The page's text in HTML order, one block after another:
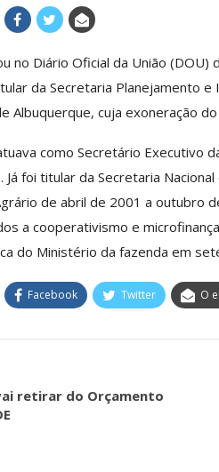
no Diário Oficial da União
da Secretaria Planejamento
Albuquerque, cuja exoneração
como Secretário Executivo
foi titular da Secretaria
de abril de 2001 a outubro
a cooperativismo e
do Ministério da fazenda em
Facebook Twitter O
retirar do Orçamento
ASSECOR Promove
“Como Criar Múltiplas
Comunicacao 30 jun, 2026
IMPRENSA